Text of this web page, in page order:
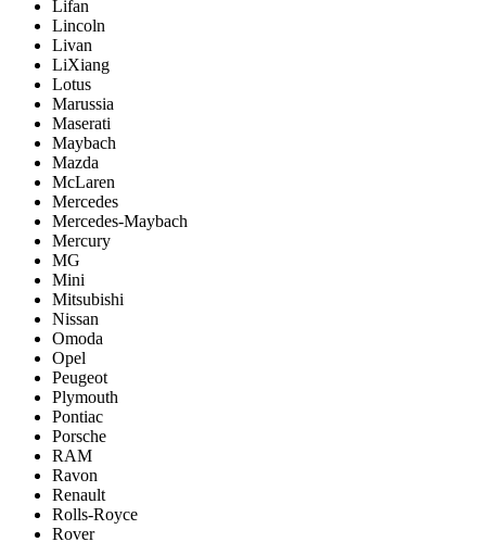
Lifan
Lincoln
Livan
LiXiang
Lotus
Marussia
Maserati
Maybach
Mazda
McLaren
Mercedes
Mercedes-Maybach
Mercury
MG
Mini
Mitsubishi
Nissan
Omoda
Opel
Peugeot
Plymouth
Pontiac
Porsche
RAM
Ravon
Renault
Rolls-Royce
Rover